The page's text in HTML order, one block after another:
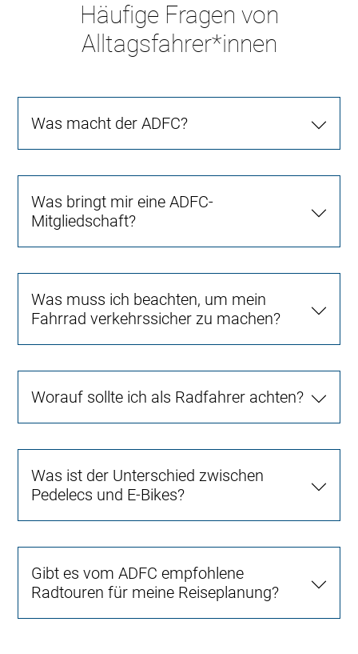
Häufige Fragen von
Alltagsfahrer*innen
Was macht der ADFC?
Was bringt mir eine ADFC-
Mitgliedschaft?
Was muss ich beachten, um mein
Fahrrad verkehrssicher zu machen?
Worauf sollte ich als Radfahrer achten?
Was ist der Unterschied zwischen
Pedelecs und E-Bikes?
Gibt es vom ADFC empfohlene
Radtouren für meine Reiseplanung?